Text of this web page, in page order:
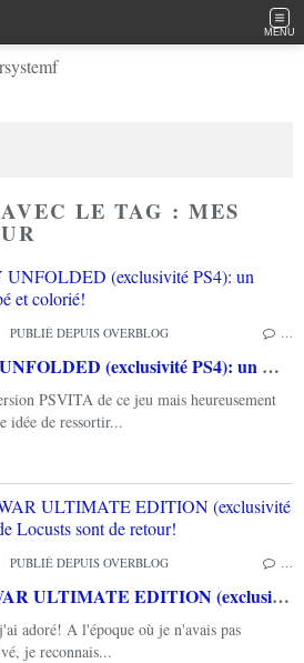
MENU
LE TAG : MES
PUBLIÉ DEPUIS OVERBLOG
TEST de TEARAWAY UNFOLDED (exclusivité PS4): un monde poétique plié, coupé et colorié!
PSVITA de ce jeu mais heureusement
idée de ressortir...
PUBLIÉ DEPUIS OVERBLOG
TEST de GEARS OF WAR ULTIMATE EDITION (exclusivité XBOX ONE): les tueurs de Locusts sont de retour!
adoré! A l'époque où je n'avais pas
je reconnais...